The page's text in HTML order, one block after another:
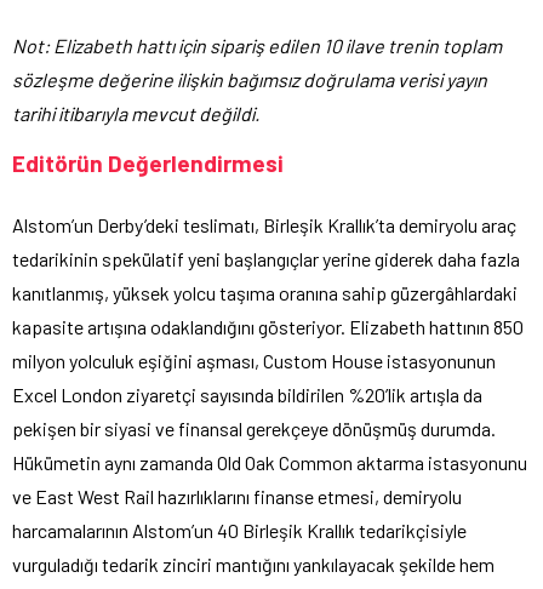
Not: Elizabeth hattı için sipariş edilen 10 ilave trenin toplam
sözleşme değerine ilişkin bağımsız doğrulama verisi yayın
tarihi itibarıyla mevcut değildi.
Editörün Değerlendirmesi
Alstom’un Derby’deki teslimatı, Birleşik Krallık’ta demiryolu araç
tedarikinin spekülatif yeni başlangıçlar yerine giderek daha fazla
kanıtlanmış, yüksek yolcu taşıma oranına sahip güzergâhlardaki
kapasite artışına odaklandığını gösteriyor. Elizabeth hattının 850
milyon yolculuk eşiğini aşması, Custom House istasyonunun
Excel London ziyaretçi sayısında bildirilen %20’lik artışla da
pekişen bir siyasi ve finansal gerekçeye dönüşmüş durumda.
Hükümetin aynı zamanda Old Oak Common aktarma istasyonunu
ve East West Rail hazırlıklarını finanse etmesi, demiryolu
harcamalarının Alstom’un 40 Birleşik Krallık tedarikçisiyle
vurguladığı tedarik zinciri mantığını yankılayacak şekilde hem